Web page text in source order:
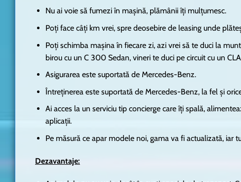
Nu ai voie să fumezi în mașină, plămânii îți mulțumesc.
Poți face câți km vrei, spre deosebire de leasing unde
Poți schimba mașina în fiecare zi, azi vrei să te duci la
birou cu un C 300 Sedan, vineri te duci pe circuit cu un
Asigurarea este suportată de Mercedes-Benz.
Întreținerea este suportată de Mercedes-Benz, la fel și
Ai acces la un serviciu tip concierge care îți spală,
aplicații.
Pe măsură ce apar modele noi, gama va fi actualizată,
Dezavantaje: